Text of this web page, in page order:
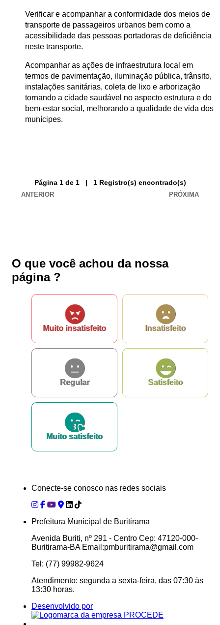
Verificar e acompanhar a conformidade dos meios de
transporte de passageiros urbanos bem como a
acessibilidade das pessoas portadoras de deficiência
neste transporte.
Acompanhar as ações de infraestrutura local em
termos de pavimentação, iluminação pública, trânsito,
instalações sanitárias, coleta de lixo e arborização
tornando a cidade saudável no aspecto estrutura e do
bem-estar social, melhorando a qualidade de vida dos
munícipes.
ANTERIOR
Página 1 de 1 | 1 Registro(s) encontrado(s)
PRÓXIMA
O que você achou da nossa
página ?
Muito insatisfeito Insatisfeito
Regular Satisfeito
Muito satisfeito
Conecte-se conosco nas redes sociais
Prefeitura Municipal de Buritirama
Avenida Buriti, nº 291 - Centro Cep: 47120-000-
Buritirama-BA Email:pmburitirama@gmail.com
Tel: (77) 99982-9624
Atendimento: segunda a sexta-feira, das 07:30 às
13:30 horas.
Desenvolvido por